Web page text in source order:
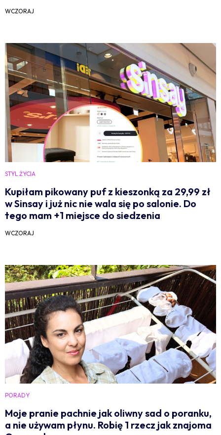
WCZORAJ
STYL ŻYCIA
Kupiłam pikowany puf z kieszonką za 29,99 zł
w Sinsay i już nic nie wala się po salonie. Do
tego mam +1 miejsce do siedzenia
WCZORAJ
PORADY
Moje pranie pachnie jak oliwny sad o poranku,
a nie używam płynu. Robię 1 rzecz jak znajoma